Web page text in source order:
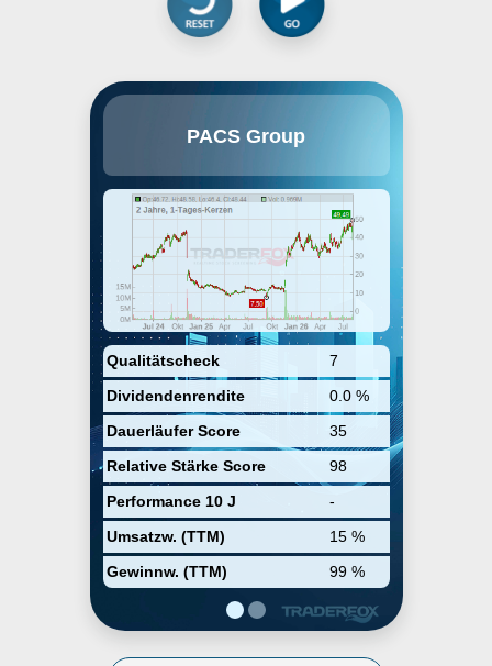
PACS Group
Qualitätscheck
7
Dividendenrendite
0.0 %
Dauerläufer Score
35
Relative Stärke Score
98
Performance 10 J
-
Umsatzw. (TTM)
15 %
Gewinnw. (TTM)
99 %
company, which engages in the
facilities, professionals, and
ancillary services. It provides
senior care, assisted living, and
independent living options in
some of the communities. The
company was founded by Jason
Murray and Mark Hancock in 2013
and is headquartered in
Farmington, UT.